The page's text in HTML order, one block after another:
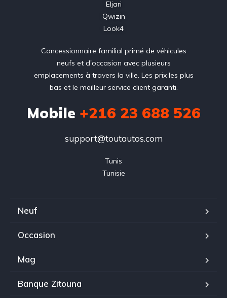
Eljari
Qwizin
Look4
Concessionnaire familial primé de véhicules
neufs et d'occasion avec plusieurs
emplacements à travers la ville. Les prix les plus
bas et le meilleur service client garanti.
Mobile +216 23 688 526
support@toutautos.com
Tunis
Tunisie
Neuf
Occasion
Mag
Banque Zitouna